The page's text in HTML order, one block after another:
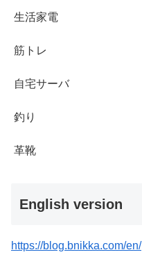
生活家電
筋トレ
自宅サーバ
釣り
革靴
English version
https://blog.bnikka.com/en/